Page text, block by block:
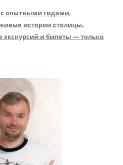
с опытными гидами,
истории столицы.
экскурсий и билеты — только